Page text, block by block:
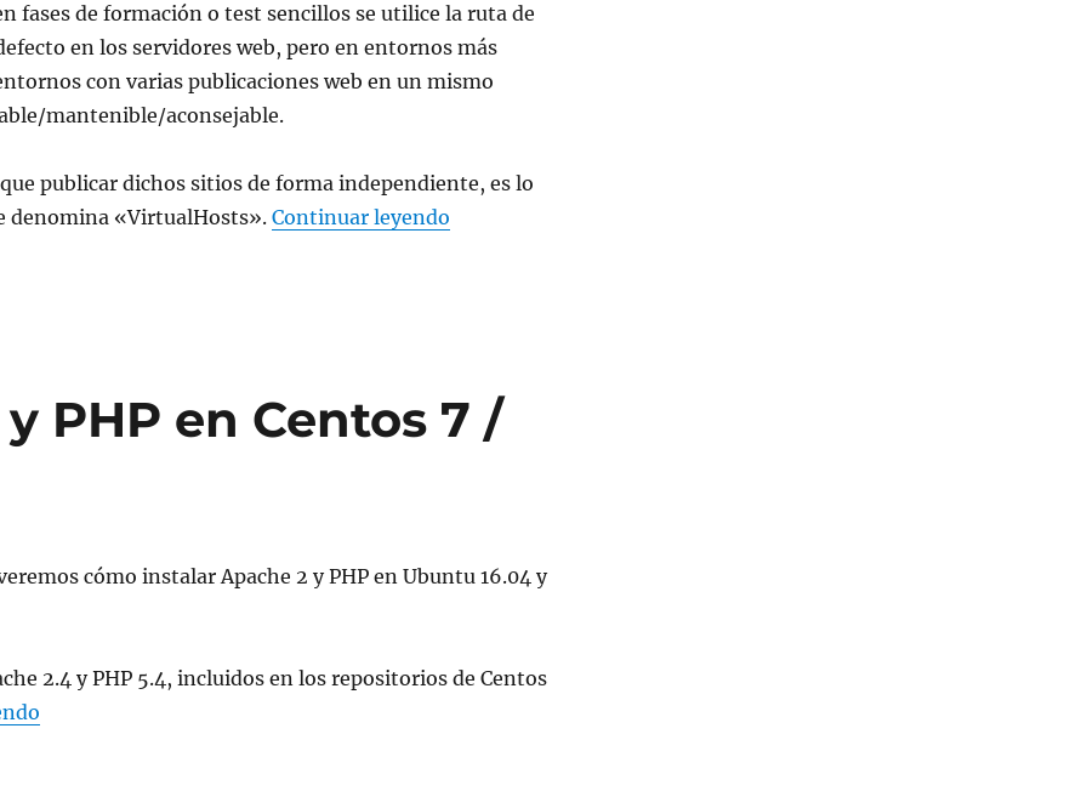
fases de formación o test sencillos se utilice la ruta de
en los servidores web, pero en entornos más
con varias publicaciones web en un mismo
mantenible/aconsejable.
publicar dichos sitios de forma independiente, es lo
denomina «VirtualHosts». Continuar leyendo«Publicar VirtualHost en Apache en Centos 7 / RHEL 7»
PHP en Centos 7 /
cómo instalar Apache 2 y PHP en Ubuntu 16.04 y
2.4 y PHP 5.4, incluidos en los repositorios de Centos
«Instalar Apache 2 y PHP en Centos 7 / RHEL 7»